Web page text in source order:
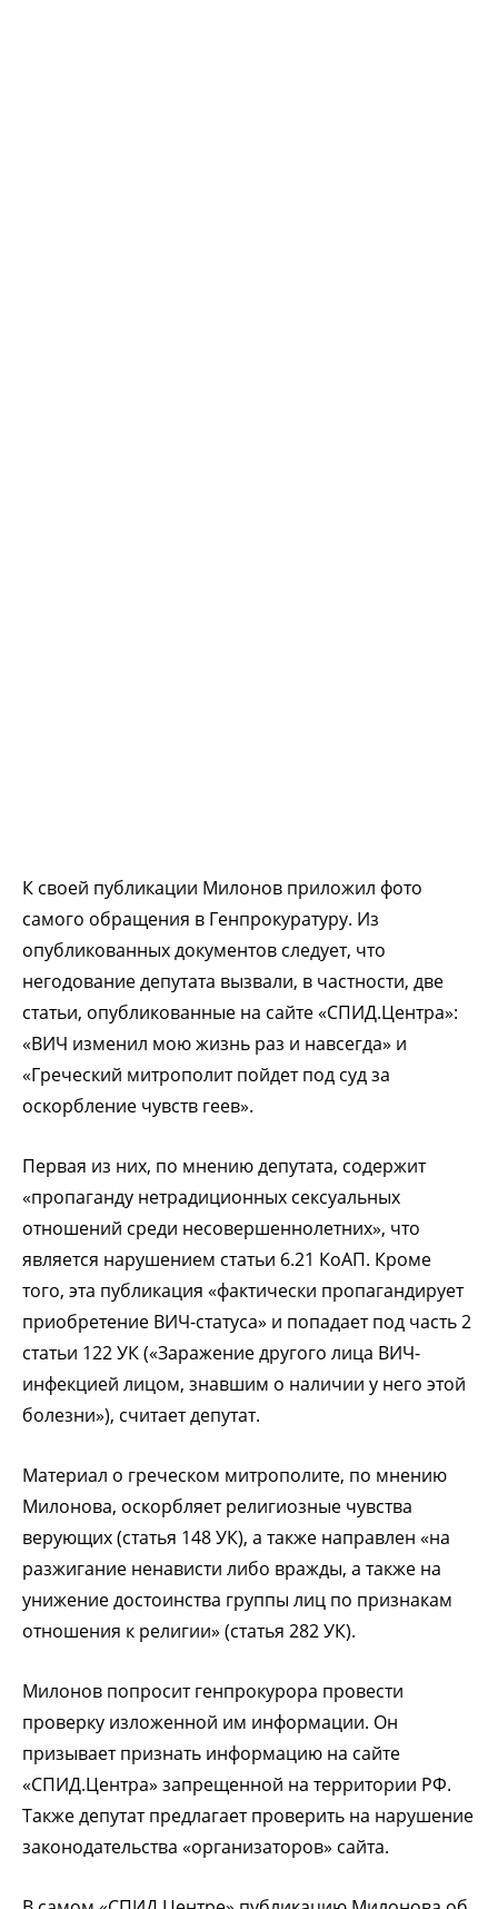
К своей публикации Милонов приложил фото
самого обращения в Генпрокуратуру. Из
опубликованных документов следует, что
негодование депутата вызвали, в частности, две
статьи, опубликованные на сайте «СПИД.Центра»:
«ВИЧ изменил мою жизнь раз и навсегда» и
«Греческий митрополит пойдет под суд за
оскорбление чувств геев».
Первая из них, по мнению депутата, содержит
«пропаганду нетрадиционных сексуальных
отношений среди несовершеннолетних», что
является нарушением статьи 6.21 КоАП. Кроме
того, эта публикация «фактически пропагандирует
приобретение ВИЧ-статуса» и попадает под часть 2
статьи 122 УК («Заражение другого лица ВИЧ-
инфекцией лицом, знавшим о наличии у него этой
болезни»), считает депутат.
Материал о греческом митрополите, по мнению
Милонова, оскорбляет религиозные чувства
верующих (статья 148 УК), а также направлен «на
разжигание ненависти либо вражды, а также на
унижение достоинства группы лиц по признакам
отношения к религии» (статья 282 УК).
Милонов попросит генпрокурора провести
проверку изложенной им информации. Он
призывает признать информацию на сайте
«СПИД.Центра» запрещенной на территории РФ.
Также депутат предлагает проверить на нарушение
законодательства «организаторов» сайта.